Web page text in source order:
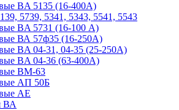
BA 5135 (16-400А)
5739, 5341, 5343, 5541, 5543
BA 5731 (16-100 А)
ВА 57ф35 (16-250А)
BA 04-31, 04-35 (25-250А)
BA 04-36 (63-400А)
ВМ-63
АП 50Б
АЕ
ВА